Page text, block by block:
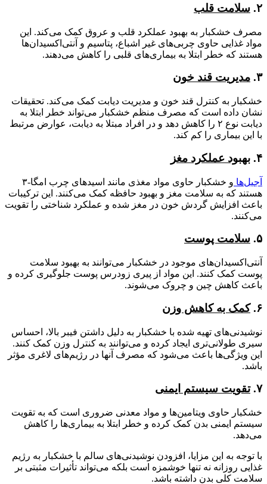
۲. سلامت قلب
مصرف خشکبار به بهبود عملکرد قلب و عروق کمک می‌کند. این
مواد غذایی حاوی چربی‌های غیر اشباع، پتاسیم و آنتی‌اکسیدان‌ها
هستند که خطر ابتلا به بیماری‌های قلبی را کاهش می‌دهند.
۳. مدیریت قند خون
خشکبار به کنترل قند خون و مدیریت دیابت کمک می‌کند. تحقیقات
نشان داده است که مصرف منظم خشکبار می‌تواند خطر ابتلا به
دیابت نوع ۲ را کاهش دهد و در افراد مبتلا به دیابت، عوارض مرتبط
با این بیماری را کم کند.
۴. بهبود عملکرد مغز
آجیل‌ها
و خشکبار حاوی مواد مغذی مانند اسیدهای چرب امگا-۳
هستند که به سلامت مغز و بهبود حافظه کمک می‌کنند. این ترکیبات
باعث افزایش گردش خون در مغز شده و عملکرد شناختی را تقویت
می‌کنند.
۵. سلامت پوست
آنتی‌اکسیدان‌های موجود در خشکبار می‌توانند به بهبود سلامت
پوست کمک کنند. این مواد از پیری زودرس پوست جلوگیری کرده و
باعث کاهش چین و چروک می‌شوند.
۶. کمک به کاهش وزن
نوشیدنی‌های تهیه شده با خشکبار به دلیل داشتن فیبر بالا، احساس
سیری طولانی‌تری ایجاد کرده و می‌توانند به کنترل وزن کمک کنند.
این ویژگی‌ها باعث می‌شود که مصرف آنها در رژیم‌های لاغری مؤثر
باشد.
۷. تقویت سیستم ایمنی
خشکبار حاوی ویتامین‌ها و مواد معدنی ضروری است که به تقویت
سیستم ایمنی بدن کمک کرده و خطر ابتلا به بیماری‌ها را کاهش
می‌دهد.
با توجه به این مزایا، افزودن نوشیدنی‌های سالم با خشکبار به رژیم
غذایی روزانه نه تنها خوشمزه است بلکه می‌تواند تأثیرات مثبتی بر
سلامت کلی بدن داشته باشد.